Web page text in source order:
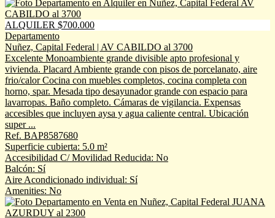
ALQUILER $700.000
Departamento
Nuñez, Capital Federal | AV CABILDO al 3700
Excelente Monoambiente grande divisible apto profesional y
vivienda. Placard Ambiente grande con pisos de porcelanato, aire
frio/calor Cocina con muebles completos, cocina completa con
horno, spar. Mesada tipo desayunador grande con espacio para
lavarropas. Baño completo. Cámaras de vigilancia. Expensas
accesibles que incluyen aysa y agua caliente central. Ubicación
super ...
Ref. BAP8587680
Superficie cubierta: 5.0 m²
Accesibilidad C/ Movilidad Reducida: No
Balcón: Sí
Aire Acondicionado individual: Sí
Amenities: No